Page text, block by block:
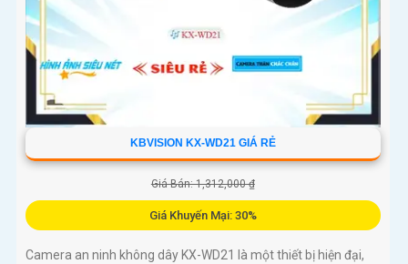
KBVISION KX-WD21 GIÁ RẺ
Giá Bán: 1,312,000 ₫
Giá Khuyến Mại: 30%
Camera an ninh không dây KX-WD21 là một thiết bị hiện đại,